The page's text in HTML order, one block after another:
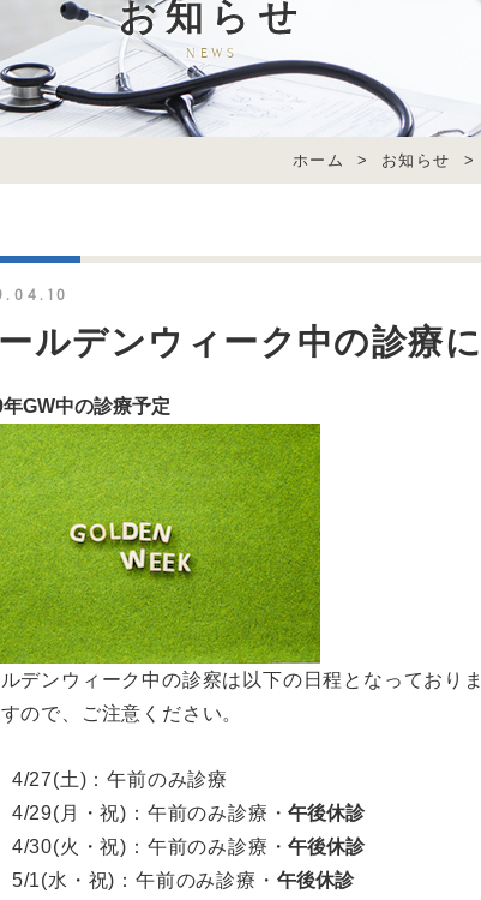
お知らせ
NEWS
ホーム > お知らせ >
ルデンウィーク中の診療
GW中の診療予定
デンウィーク中の診察は以下の日程となっており
ので、ご注意ください。
4/27(土)：午前のみ診療
4/29(月・祝)：午前のみ診療・午後休診
4/30(火・祝)：午前のみ診療・午後休診
5/1(水・祝)：午前のみ診療・ 午後休診